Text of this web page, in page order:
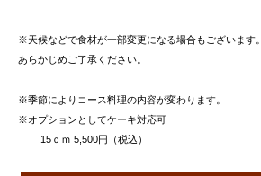
※天候などで食材が一部変更になる場合もございます。
あらかじめご了承ください。
※季節によりコース料理の内容が変わります。
※オプションとしてケーキ対応可
15ｃｍ 5,500円（税込）